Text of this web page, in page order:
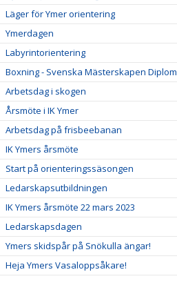
Läger för Ymer orientering
Ymerdagen
Labyrintorientering
Boxning - Svenska Mästerskapen Diplom
Arbetsdag i skogen
Årsmöte i IK Ymer
Arbetsdag på frisbeebanan
IK Ymers årsmöte
Start på orienteringssäsongen
Ledarskapsutbildningen
IK Ymers årsmöte 22 mars 2023
Ledarskapsdagen
Ymers skidspår på Snökulla ängar!
Heja Ymers Vasaloppsåkare!